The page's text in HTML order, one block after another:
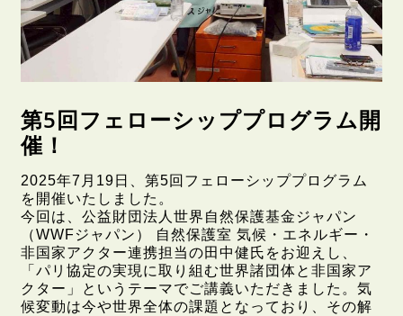
第5回フェローシッププログラム開
催！
2025年7月19日、第5回フェローシッププログラム
を開催いたしました。
今回は、公益財団法人世界自然保護基金ジャパン
（WWFジャパン） 自然保護室 気候・エネルギー・
非国家アクター連携担当の田中健氏をお迎えし、
「パリ協定の実現に取り組む世界諸団体と非国家ア
クター」というテーマでご講義いただきました。気
候変動は今や世界全体の課題となっており、その解